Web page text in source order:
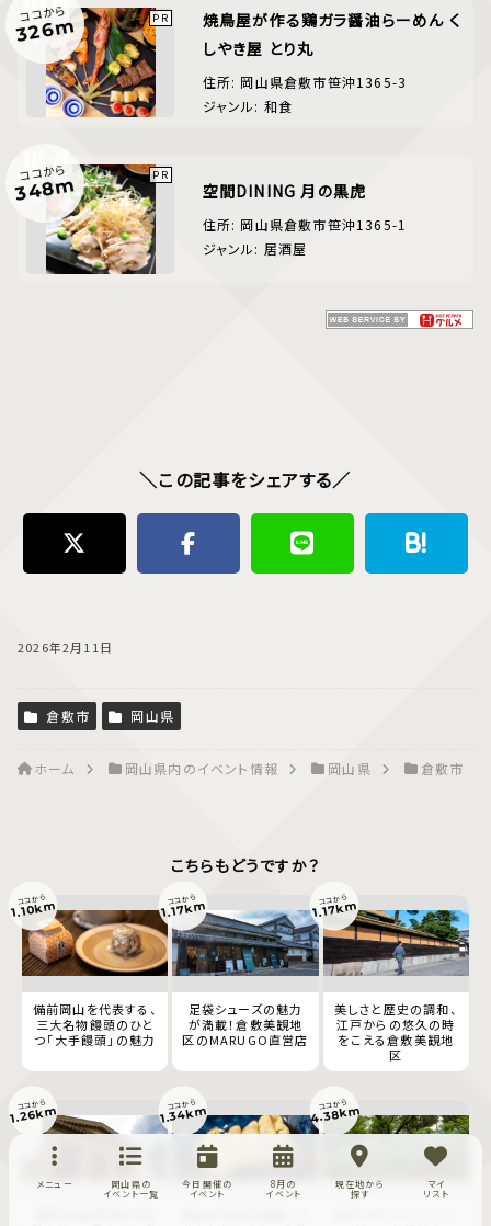
ココから
326m
焼鳥屋が作る鶏ガラ醤油らーめん く
しやき屋 とり丸
住所: 岡山県倉敷市笹沖1365-3
ジャンル: 和食
ココから
348m 空間DINING 月の黒虎
住所: 岡山県倉敷市笹沖1365-1
ジャンル: 居酒屋
＼この記事をシェアする／
2026年2月11日
倉敷市 岡山県
ホーム 岡山県内のイベント情報 岡山県 倉敷市
こちらもどうですか？
備前岡山を代表する、
三大名物饅頭のひと
つ「大手饅頭」の魅力
ココから
1.10km
足袋シューズの魅力
が満載！倉敷美観地
区のMARUGO直営店
ココから
1.17km
美しさと歴史の調和、
江戸からの悠久の時
をこえる倉敷美観地
区
ココから
1.17km
ココから
1.26km ココから
1.34km ココから
4.38km
メニュー
岡山県の
イベント一覧
今日開催の
イベント
8月の
イベント
現在地から
探す
マイ
リスト